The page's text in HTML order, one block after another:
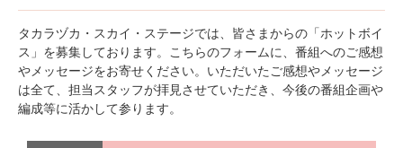
タカラヅカ・スカイ・ステージでは、皆さまからの「ホットボイ
ス」を募集しております。こちらのフォームに、番組へのご感想
やメッセージをお寄せください。いただいたご感想やメッセージ
は全て、担当スタッフが拝見させていただき、今後の番組企画や
編成等に活かして参ります。